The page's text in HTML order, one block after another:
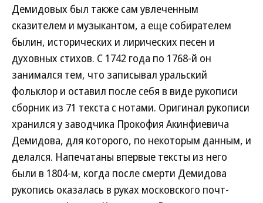
Демидовых был также сам увлеченным
сказителем и музыкантом, а еще собирателем
былин, исторических и лирических песен и
духовных стихов. С 1742 года по 1768-й он
занимался тем, что записывал уральский
фольклор и оставил после себя в виде рукописи
сборник из 71 текста с нотами. Оригинал рукописи
хранился у заводчика Прокофия Акинфиевича
Демидова, для которого, по некоторым данным, и
делался. Напечатаны впервые тексты из него
были в 1804-м, когда после смерти Демидова
рукопись оказалась в руках московского почт-